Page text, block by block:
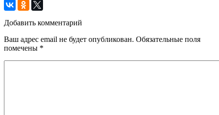
Добавить комментарий
Ваш адрес email не будет опубликован. Обязательные поля
помечены *